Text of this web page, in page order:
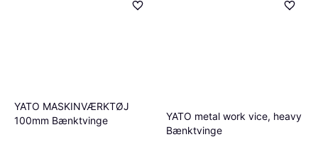
YATO MASKINVÆRKTØJ
100mm Bænktvinge
YATO metal work vice, heavy
Bænktvinge